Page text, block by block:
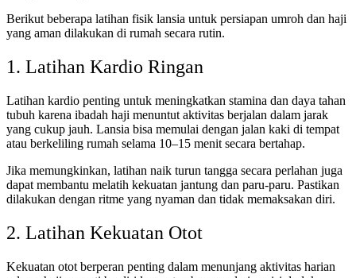
Berikut beberapa latihan fisik lansia untuk persiapan umroh dan haji
yang aman dilakukan di rumah secara rutin.
1. Latihan Kardio Ringan
Latihan kardio penting untuk meningkatkan stamina dan daya tahan
tubuh karena ibadah haji menuntut aktivitas berjalan dalam jarak
yang cukup jauh. Lansia bisa memulai dengan jalan kaki di tempat
atau berkeliling rumah selama 10–15 menit secara bertahap.
Jika memungkinkan, latihan naik turun tangga secara perlahan juga
dapat membantu melatih kekuatan jantung dan paru-paru. Pastikan
dilakukan dengan ritme yang nyaman dan tidak memaksakan diri.
2. Latihan Kekuatan Otot
Kekuatan otot berperan penting dalam menunjang aktivitas harian